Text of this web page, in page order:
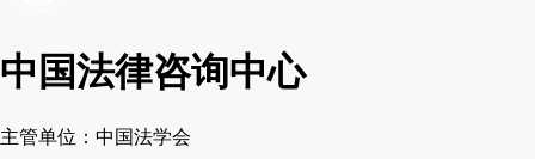
中国法律咨询中心
主管单位：中国法学会